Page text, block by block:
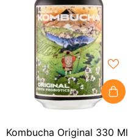
Kombucha Original 330 Ml